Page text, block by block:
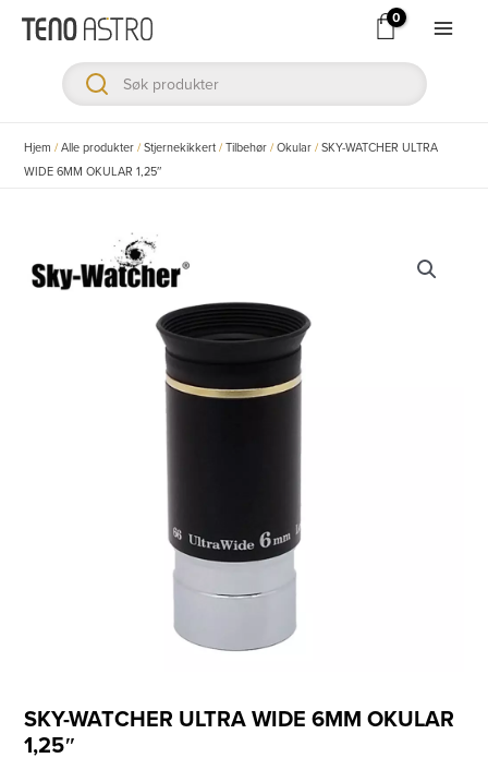
Hopp
innholdet
Hjem /Alle produkter /Stjernekikkert /Tilbehør /Okular /SKY-WATCHER ULTRA
WIDE 6MM OKULAR 1,25″
SKY-WATCHER ULTRA WIDE 6MM OKULAR
1,25″